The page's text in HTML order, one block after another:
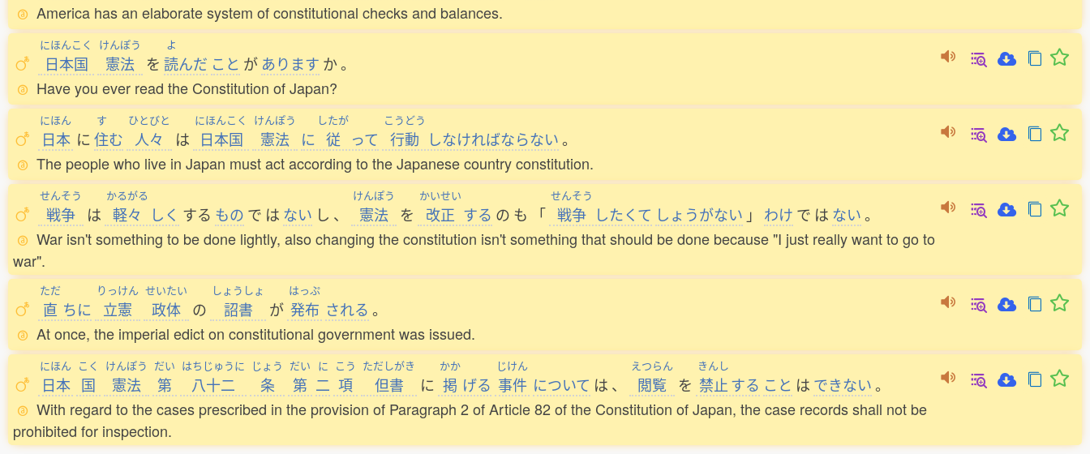
America has an elaborate system of constitutional checks and balances.
にほんこく
日本国
けんぽう
憲法 を
よ
読んだ こと が あります か。
Have you ever read the Constitution of Japan?
にほん
日本 に
す
住む
ひとびと
人々 は
にほんこく
日本国
けんぽう
憲法 に
したが
従 って
こうどう
行動 しなければならない。
The people who live in Japan must act according to the Japanese country constitution.
せんそう
戦争 は
かるがる
軽々 しく する もの で は ない し 、
けんぽう
憲法 を
かいせい
改正 する の も 「
せんそう
戦争 したくて しょうがない 」 わけ で は ない。
War isn't something to be done lightly, also changing the constitution isn't something that should be done because "I just really want to go to
war".
ただ
直 ちに
りっけん
立憲
せいたい
政体 の
しょうしょ
詔書 が
はっぷ
発布 される 。
At once, the imperial edict on constitutional government was issued.
にほん
日本
こく
国
けんぽう
憲法
だい
第
はちじゅうに
八十二
じょう
条
だい
第
に
二
こう
項
ただしがき
但書 に
かか
掲 げる
じけん
事件 について は 、
えつらん
閲覧 を
きんし
禁止する こと は できない。
With regard to the cases prescribed in the provision of Paragraph 2 of Article 82 of the Constitution of Japan, the case records shall not be
prohibited for inspection.